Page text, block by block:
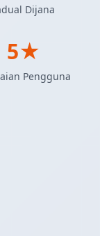
Dijana
5★
Pengguna